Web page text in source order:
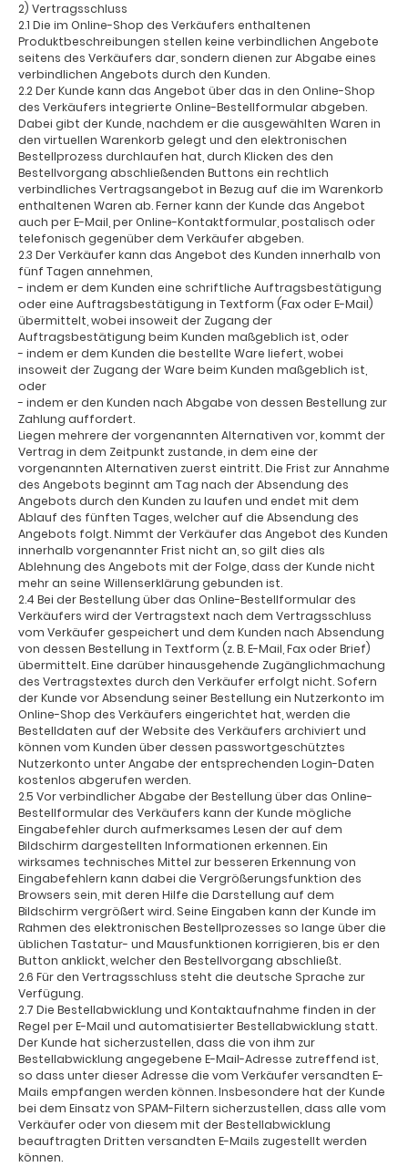
2) Vertragsschluss
2.1 Die im Online-Shop des Verkäufers enthaltenen
Produktbeschreibungen stellen keine verbindlichen Angebote
seitens des Verkäufers dar, sondern dienen zur Abgabe eines
verbindlichen Angebots durch den Kunden.
2.2 Der Kunde kann das Angebot über das in den Online-Shop
des Verkäufers integrierte Online-Bestellformular abgeben.
Dabei gibt der Kunde, nachdem er die ausgewählten Waren in
den virtuellen Warenkorb gelegt und den elektronischen
Bestellprozess durchlaufen hat, durch Klicken des den
Bestellvorgang abschließenden Buttons ein rechtlich
verbindliches Vertragsangebot in Bezug auf die im Warenkorb
enthaltenen Waren ab. Ferner kann der Kunde das Angebot
auch per E-Mail, per Online-Kontaktformular, postalisch oder
telefonisch gegenüber dem Verkäufer abgeben.
2.3 Der Verkäufer kann das Angebot des Kunden innerhalb von
fünf Tagen annehmen,
- indem er dem Kunden eine schriftliche Auftragsbestätigung
oder eine Auftragsbestätigung in Textform (Fax oder E-Mail)
übermittelt, wobei insoweit der Zugang der
Auftragsbestätigung beim Kunden maßgeblich ist, oder
- indem er dem Kunden die bestellte Ware liefert, wobei
insoweit der Zugang der Ware beim Kunden maßgeblich ist,
oder
- indem er den Kunden nach Abgabe von dessen Bestellung zur
Zahlung auffordert.
Liegen mehrere der vorgenannten Alternativen vor, kommt der
Vertrag in dem Zeitpunkt zustande, in dem eine der
vorgenannten Alternativen zuerst eintritt. Die Frist zur Annahme
des Angebots beginnt am Tag nach der Absendung des
Angebots durch den Kunden zu laufen und endet mit dem
Ablauf des fünften Tages, welcher auf die Absendung des
Angebots folgt. Nimmt der Verkäufer das Angebot des Kunden
innerhalb vorgenannter Frist nicht an, so gilt dies als
Ablehnung des Angebots mit der Folge, dass der Kunde nicht
mehr an seine Willenserklärung gebunden ist.
2.4 Bei der Bestellung über das Online-Bestellformular des
Verkäufers wird der Vertragstext nach dem Vertragsschluss
vom Verkäufer gespeichert und dem Kunden nach Absendung
von dessen Bestellung in Textform (z. B. E-Mail, Fax oder Brief)
übermittelt. Eine darüber hinausgehende Zugänglichmachung
des Vertragstextes durch den Verkäufer erfolgt nicht. Sofern
der Kunde vor Absendung seiner Bestellung ein Nutzerkonto im
Online-Shop des Verkäufers eingerichtet hat, werden die
Bestelldaten auf der Website des Verkäufers archiviert und
können vom Kunden über dessen passwortgeschütztes
Nutzerkonto unter Angabe der entsprechenden Login-Daten
kostenlos abgerufen werden.
2.5 Vor verbindlicher Abgabe der Bestellung über das Online-
Bestellformular des Verkäufers kann der Kunde mögliche
Eingabefehler durch aufmerksames Lesen der auf dem
Bildschirm dargestellten Informationen erkennen. Ein
wirksames technisches Mittel zur besseren Erkennung von
Eingabefehlern kann dabei die Vergrößerungsfunktion des
Browsers sein, mit deren Hilfe die Darstellung auf dem
Bildschirm vergrößert wird. Seine Eingaben kann der Kunde im
Rahmen des elektronischen Bestellprozesses so lange über die
üblichen Tastatur- und Mausfunktionen korrigieren, bis er den
Button anklickt, welcher den Bestellvorgang abschließt.
2.6 Für den Vertragsschluss steht die deutsche Sprache zur
Verfügung.
2.7 Die Bestellabwicklung und Kontaktaufnahme finden in der
Regel per E-Mail und automatisierter Bestellabwicklung statt.
Der Kunde hat sicherzustellen, dass die von ihm zur
Bestellabwicklung angegebene E-Mail-Adresse zutreffend ist,
so dass unter dieser Adresse die vom Verkäufer versandten E-
Mails empfangen werden können. Insbesondere hat der Kunde
bei dem Einsatz von SPAM-Filtern sicherzustellen, dass alle vom
Verkäufer oder von diesem mit der Bestellabwicklung
beauftragten Dritten versandten E-Mails zugestellt werden
können.